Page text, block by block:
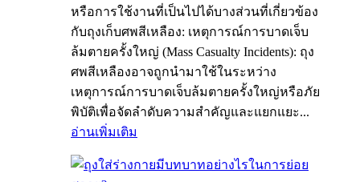
หรือการใช้งานที่เป็นไปได้บางส่วนที่เกี่ยวข้อง
กับถุงเก็บศพสีเหลือง: เหตุการณ์การบาดเจ็บ
ล้มตายครั้งใหญ่ (Mass Casualty Incidents): ถุง
ศพสีเหลืองอาจถูกนำมาใช้ในระหว่าง
เหตุการณ์การบาดเจ็บล้มตายครั้งใหญ่หรือภัย
พิบัติเพื่อจัดลำดับความสำคัญและแยกแยะ...
อ่านเพิ่มเติม